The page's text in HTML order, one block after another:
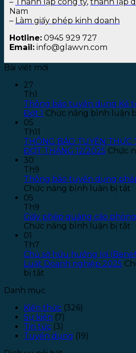
Nam
– Làm giấy phép kinh doanh
Hotline: 0945 929 727
Email: info@glawvn.com
Bài viết mới
27
Th1
Thông báo tuyển dụng Kế
Đợt 1 Chức năng bình luận
05
Th11
THÔNG BÁO TUYỂN THỰC
ĐỢT THÁNG 12/2025 Chức
30
Th9
Thông báo tuyển dụng
Chức năng bình luận bị tắt
–
05
Th9
Giấy phép quảng cáo
Chức năng bình luận bị tắt
01
Th7
Chủ sở hữu hưởng lợi
Luật Doanh nghiệp 2025
bị tắt
sở
hưởng
lợi
(Beneficial
Owner)
theo
Danh mục
Kiến thức (326)
Sự kiện (7)
Tin tức (3)
Tuyển dụng (19)